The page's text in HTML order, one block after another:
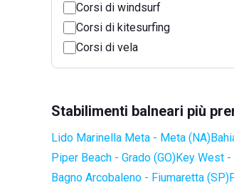
Corsi di windsurf
Corsi di kitesurfing
Corsi di vela
Stabilimenti balneari più
Lido Marinella Meta - Meta (NA)
Piper Beach - Grado (GO)Key West -
Bagno Arcobaleno - Fiumaretta (SP)